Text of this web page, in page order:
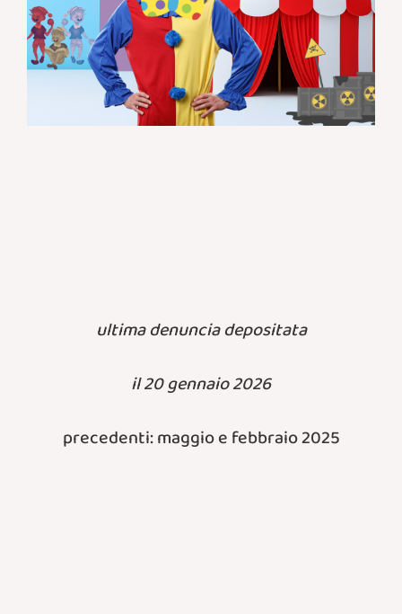
ultima denuncia depositata
il 20 gennaio 2026
precedenti: maggio e febbraio 2025